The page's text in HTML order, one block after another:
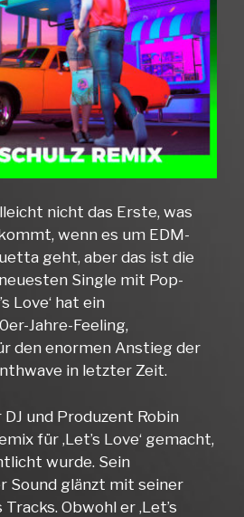
nicht das Erste, was
wenn es um EDM-
geht, aber das ist die
Single mit Pop-
Love‘ hat ein
Jahre-Feeling,
den enormen Anstieg der
in letzter Zeit.
und Produzent Robin
für ‚Let’s Love‘ gemacht,
wurde. Sein
Sound glänzt mit seiner
Obwohl er ‚Let’s